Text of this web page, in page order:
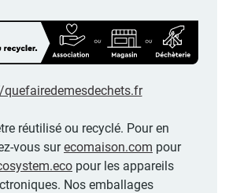
réutilisé ou recyclé. Pour en
vous surecomaison.com pour
pour les appareils
Nos emballages